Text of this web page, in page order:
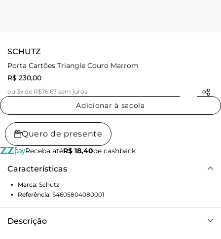
SCHUTZ
Porta Cartões Triangle Couro Marrom
R$ 230,00
ou 3x de R$76,67 sem juros
Adicionar à sacola
Quero de presente
Receba atéR$ 18,40de cashback
Características
Marca: Schutz
Referência: S4605804080001
Descrição